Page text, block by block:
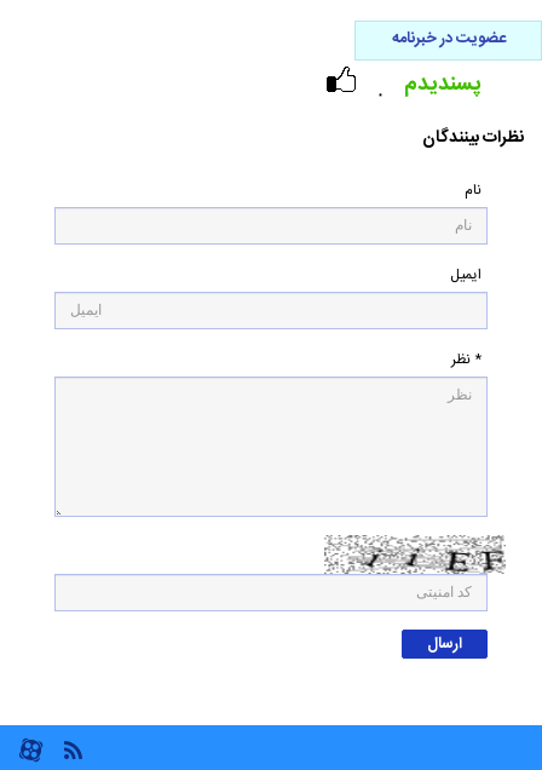
عضویت در خبرنامه
۰ پسندیدم
نظرات بینندگان
نام
ایمیل
* نظر